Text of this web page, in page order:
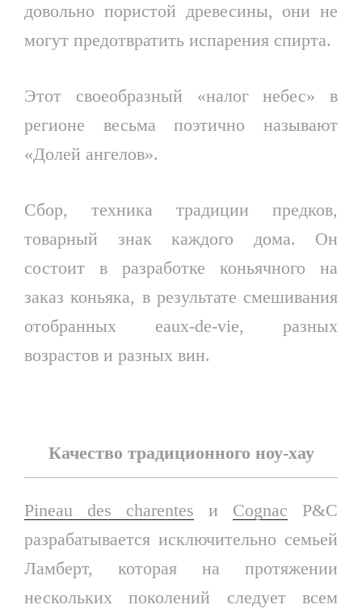
довольно пористой древесины, они не
могут предотвратить испарения спирта.
Этот своеобразный «налог небес» в
регионе весьма поэтично называют
«Долей ангелов».
Сбор, техника традиции предков,
товарный знак каждого дома. Он
состоит в разработке коньячного на
заказ коньяка, в результате смешивания
отобранных eaux-de-vie, разных
возрастов и разных вин.
Качество традиционного ноу-хау
Pineau des charentes и Cognac P&C
разрабатывается исключительно семьей
Ламберт, которая на протяжении
нескольких поколений следует всем